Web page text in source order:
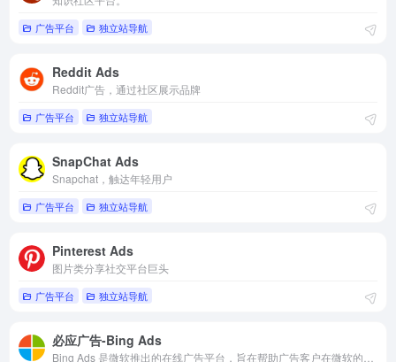
广告平台 独立站导航
Reddit Ads
Reddit广告，通过社区展示品牌
广告平台 独立站导航
SnapChat Ads
Snapchat，触达年轻用户
广告平台 独立站导航
Pinterest Ads
图片类分享社交平台巨头
广告平台 独立站导航
必应广告-Bing Ads